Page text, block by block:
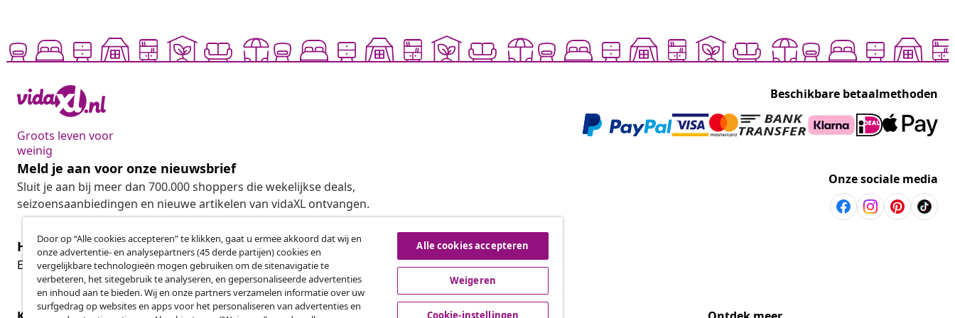
Groots leven voor
weinig
Beschikbare betaalmethoden
Meld je aan voor onze nieuwsbrief
Sluit je aan bij meer dan 700.000 shoppers die wekelijkse deals,
seizoensaanbiedingen en nieuwe artikelen van vidaXL ontvangen.
Onze sociale media
Herroeping van de overeenkomst
Een annulering voor je bestelling indienen
Herroeping van de overeenkomst
Door op “Alle cookies accepteren” te klikken, gaat u ermee akkoord dat wij en
onze advertentie- en analysepartners (45 derde partijen) cookies en
vergelijkbare technologieën mogen gebruiken om de sitenavigatie te
verbeteren, het sitegebruik te analyseren, en gepersonaliseerde advertenties
en inhoud aan te bieden. Wij en onze partners verzamelen informatie over uw
surfgedrag op websites en apps voor het personaliseren van advertenties en
Alle cookies accepteren
Weigeren
Cookie-instellingen